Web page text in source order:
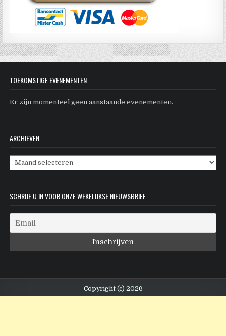
TOEKOMSTIGE EVENEMENTEN
Er zijn momenteel geen aanstaande evenementen.
ARCHIEVEN
Archieven
SCHRIJF U IN VOOR ONZE WEKELIJKSE NIEUWSBRIEF
Copyright (c) 2026